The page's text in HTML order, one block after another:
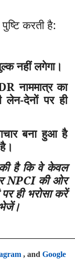
करती है:
नहीं लगेगा।
नाममात्र का
लेन-देनों पर ही
बना हुआ है
की है कि वे केवल
NPCI की ओर
ही भरोसा करें
, and Google